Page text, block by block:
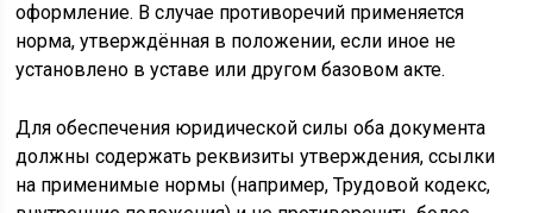
оформление. В случае противоречий применяется
норма, утверждённая в положении, если иное не
установлено в уставе или другом базовом акте.
Для обеспечения юридической силы оба документа
должны содержать реквизиты утверждения, ссылки
на применимые нормы (например, Трудовой кодекс,